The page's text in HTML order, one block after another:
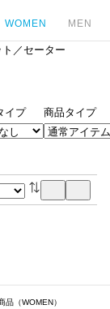
WOMEN MEN
／セーター
イプ 商品タイプ
品（WOMEN）